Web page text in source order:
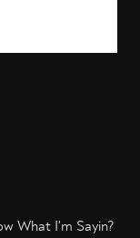
What I'm Sayin?